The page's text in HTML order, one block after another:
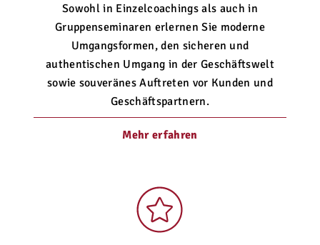
Sowohl in Einzelcoachings als auch in
Gruppenseminaren erlernen Sie moderne
Umgangsformen, den sicheren und
authentischen Umgang in der Geschäftswelt
sowie souveränes Auftreten vor Kunden und
Geschäftspartnern.
Mehr erfahren